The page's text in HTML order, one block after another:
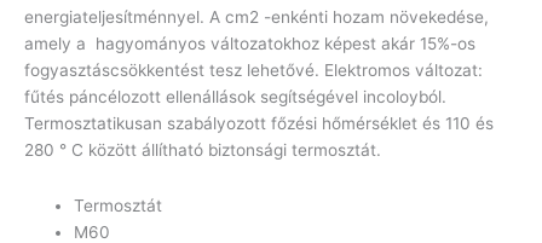
energiateljesítménnyel. A cm2 -enkénti hozam növekedése,
amely a hagyományos változatokhoz képest akár 15%-os
fogyasztáscsökkentést tesz lehetővé. Elektromos változat:
fűtés páncélozott ellenállások segítségével incoloyból.
Termosztatikusan szabályozott főzési hőmérséklet és 110 és
280 ° C között állítható biztonsági termosztát.
Termosztát
M60